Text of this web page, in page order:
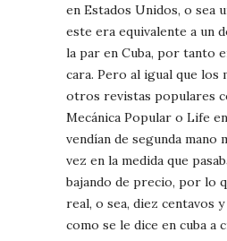
en Estados Unidos, o sea
este era equivalente a un
la par en Cuba, por tanto
cara. Pero al igual que los
otros revistas populares
Mecánica Popular o Life
vendían de segunda mano
vez en la medida que
bajando de precio, por lo
real, o sea, diez centavos y
como se le dice en cuba a